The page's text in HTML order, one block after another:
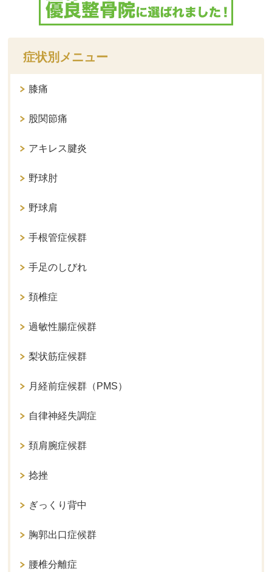
症状別メニュー
膝痛
股関節痛
アキレス腱炎
野球肘
野球肩
手根管症候群
手足のしびれ
頚椎症
過敏性腸症候群
梨状筋症候群
月経前症候群（PMS）
自律神経失調症
頚肩腕症候群
捻挫
ぎっくり背中
胸郭出口症候群
腰椎分離症